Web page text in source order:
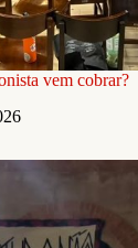
vem cobrar?